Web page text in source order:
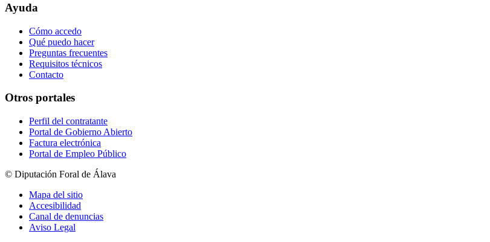
Ayuda
Cómo accedo
Qué puedo hacer
Preguntas frecuentes
Requisitos técnicos
Contacto
Otros portales
Perfil del contratante
Portal de Gobierno Abierto
Factura electrónica
Portal de Empleo Público
© Diputación Foral de Álava
Mapa del sitio
Accesibilidad
Canal de denuncias
Aviso Legal